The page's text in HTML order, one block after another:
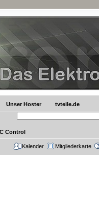
Unser Hoster tvteile.de
Control
Kalender Mitgliederkarte